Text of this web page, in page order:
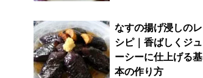
なすの揚げ浸しのレ
シピ｜香ばしくジュ
ーシーに仕上げる基
本の作り方